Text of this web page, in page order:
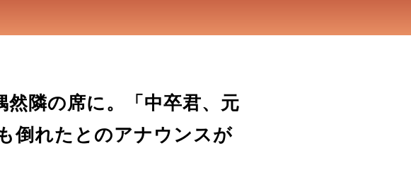
隣の席に。「中卒君、元
倒れたとのアナウンスが